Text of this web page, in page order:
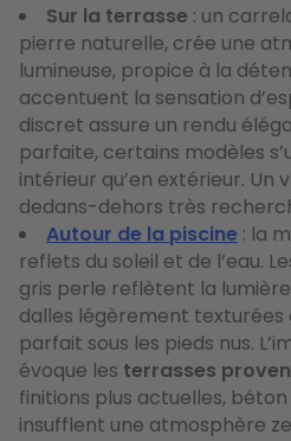
Sur la terrasse : un
pierre naturelle, crée une
lumineuse, propice à la
accentuent la sensation
discret assure un rendu
parfaite, certains modèles
intérieur qu’en extérieur. Un
dedans-dehors très
Autour de la piscine : la
reflets du soleil et de l’eau.
gris perle reflètent la
dalles légèrement
parfait sous les pieds nus.
évoque les terrasses
finitions plus actuelles,
insufflent une atmosphère